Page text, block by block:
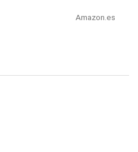
Amazon.es